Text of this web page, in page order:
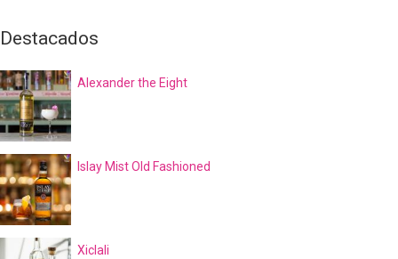
Destacados
Alexander the Eight
Islay Mist Old Fashioned
Xiclali